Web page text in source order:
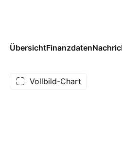
ÜbersichtFinanzdaten
Vollbild-Chart